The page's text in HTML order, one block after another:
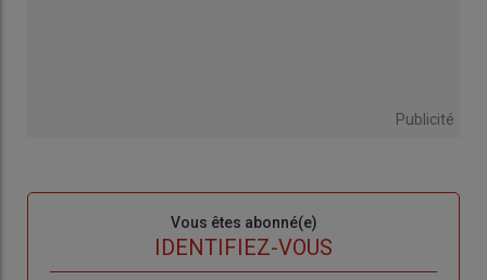
Publicité
Vous êtes abonné(e)
IDENTIFIEZ-VOUS